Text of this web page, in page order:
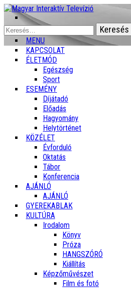
Keresés:
MENU
KAPCSOLAT
ÉLETMÓD
Egészség
Sport
ESEMÉNY
Díjátadó
Előadás
Hagyomány
Helytörténet
KÖZÉLET
Évforduló
Oktatás
Tábor
Konferencia
AJÁNLÓ
AJÁNLÓ
GYEREKABLAK
KULTÚRA
Irodalom
Könyv
Próza
HANGSZÓRÓ
Kiállítás
Képzőművészet
Film és fotó